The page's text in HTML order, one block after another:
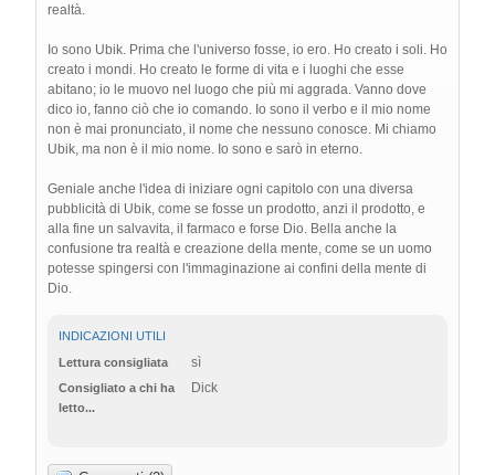
realtà.
Io sono Ubik. Prima che l'universo fosse, io ero. Ho creato i soli. Ho
creato i mondi. Ho creato le forme di vita e i luoghi che esse
abitano; io le muovo nel luogo che più mi aggrada. Vanno dove
dico io, fanno ciò che io comando. Io sono il verbo e il mio nome
non è mai pronunciato, il nome che nessuno conosce. Mi chiamo
Ubik, ma non è il mio nome. Io sono e sarò in eterno.
Geniale anche l'idea di iniziare ogni capitolo con una diversa
pubblicità di Ubik, come se fosse un prodotto, anzi il prodotto, e
alla fine un salvavita, il farmaco e forse Dio. Bella anche la
confusione tra realtà e creazione della mente, come se un uomo
potesse spingersi con l'immaginazione ai confini della mente di
Dio.
INDICAZIONI UTILI
Lettura consigliata
sì
Consigliato a chi ha
letto...
Dick